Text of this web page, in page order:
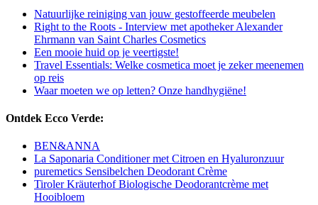
Natuurlijke reiniging van jouw gestoffeerde meubelen
Right to the Roots - Interview met apotheker Alexander
Ehrmann van Saint Charles Cosmetics
Een mooie huid op je veertigste!
Travel Essentials: Welke cosmetica moet je zeker meenemen
op reis
Waar moeten we op letten? Onze handhygiëne!
Ontdek Ecco Verde:
BEN&ANNA
La Saponaria Conditioner met Citroen en Hyaluronzuur
puremetics Sensibelchen Deodorant Crème
Tiroler Kräuterhof Biologische Deodorantcrème met
Hooibloem